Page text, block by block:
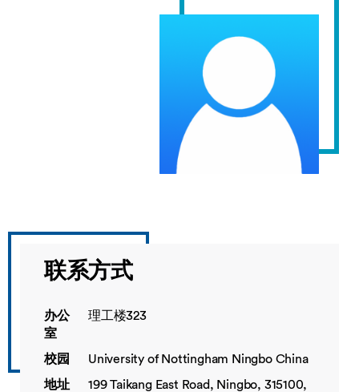
联系方式
办公
室
理工楼323
校园
University of Nottingham Ningbo China
地址
199 Taikang East Road, Ningbo, 315100,